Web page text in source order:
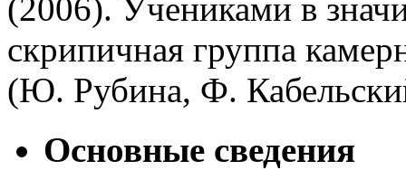
(2006). Учениками в
скрипичная группа
(Ю. Рубина, Ф.
Основные сведения